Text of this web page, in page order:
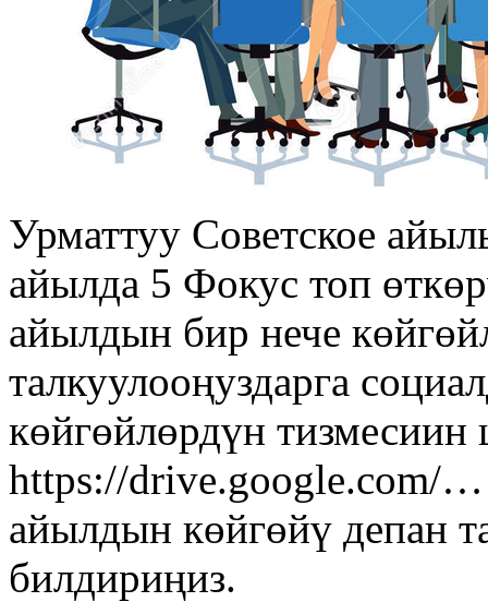
Урматтуу Советское
айылда 5 Фокус топ
айылдын бир нече
талкуулооңуздарга
көйгөйлөрдүн
https://drive.google.com/…
айылдын көйгөйү депан
билдириңиз.